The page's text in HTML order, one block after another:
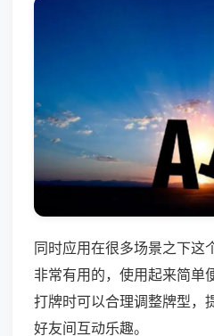
同时应用在很多场景之下这
非常有用的，使用起来简单
打牌时可以合理调整牌型，
好友间互动乐趣。